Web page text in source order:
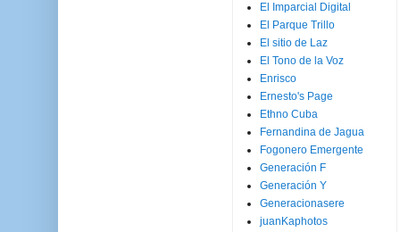
El Imparcial Digital
El Parque Trillo
El sitio de Laz
El Tono de la Voz
Enrisco
Ernesto's Page
Ethno Cuba
Fernandina de Jagua
Fogonero Emergente
Generación F
Generación Y
Generacionasere
juanKaphotos